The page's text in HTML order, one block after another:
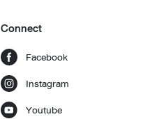
Connect
Facebook
Instagram
Youtube